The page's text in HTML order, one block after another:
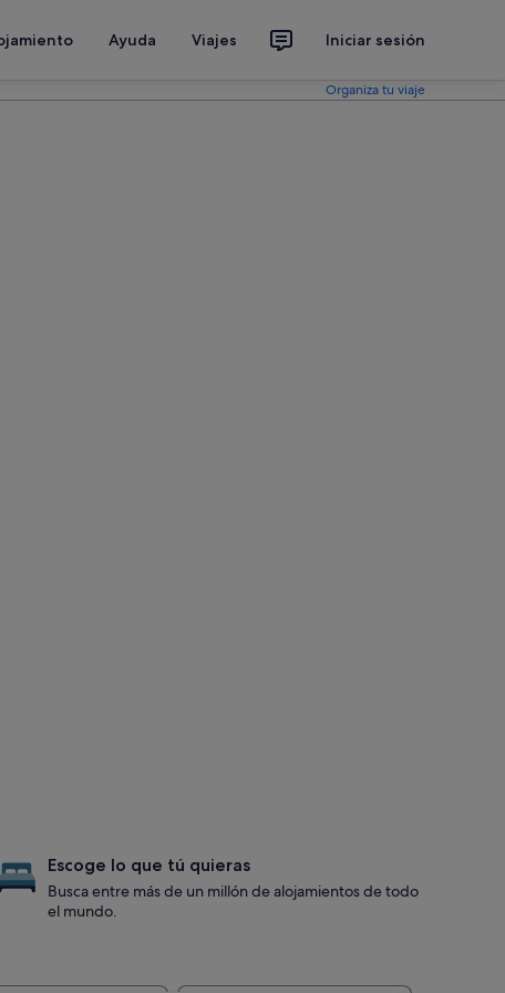
Ayuda Viajes Iniciar sesión
Organiza tu viaje
Escoge lo que tú quieras
Busca entre más de un millón de alojamientos de todo
el mundo.